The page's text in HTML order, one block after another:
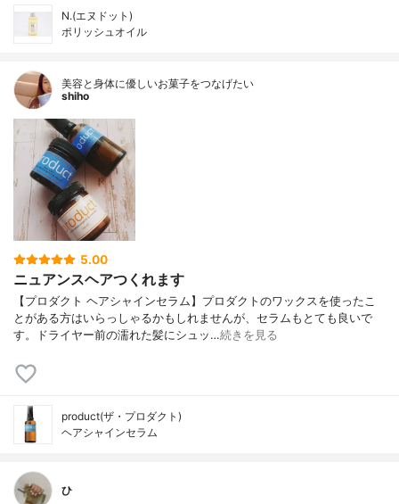
N.(エヌドット)
ポリッシュオイル
美容と身体に優しいお菓子をつなげたい
shiho
5.00
ニュアンスヘアつくれます
【プロダクト ヘアシャインセラム】プロダクトのワックスを使ったこ
とがある方はいらっしゃるかもしれませんが、セラムもとても良いで
す。ドライヤー前の濡れた髪にシュッ…続きを見る
product(ザ・プロダクト)
ヘアシャインセラム
ひ